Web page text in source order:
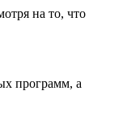
на то, что
программ, а